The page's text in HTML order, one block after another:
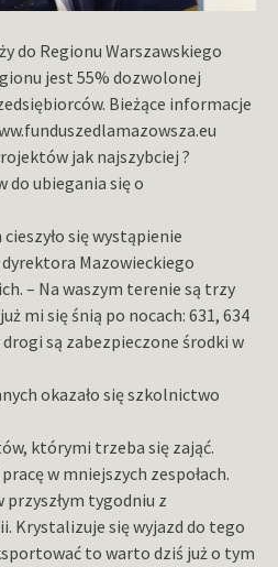
do Regionu Warszawskiego
jest 55% dozwolonej
Bieżące informacje
jak najszybciej ?
do ubiegania się o
się wystąpienie
Mazowieckiego
– Na waszym terenie są trzy
mi się śnią po nocach: 631, 634
są zabezpieczone środki w
okazało się szkolnictwo
którymi trzeba się zająć.
w mniejszych zespołach.
tygodniu z
Krystalizuje się wyjazd do tego
to warto dziś już o tym